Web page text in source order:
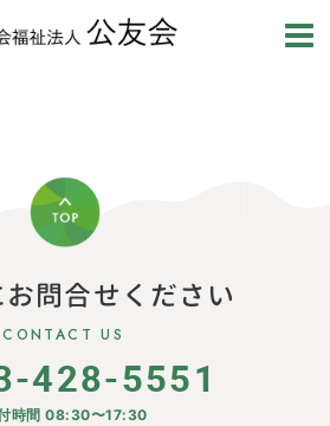
問合せください
CONTACT US
428-5551
時間 08:30〜17:30